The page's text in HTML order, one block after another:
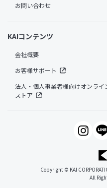
お問い合わせ
KAIコンテンツ
会社概要
お客様サポート
法人・個人事業者様向けオンライ
ストア
Copyright © KAI
All